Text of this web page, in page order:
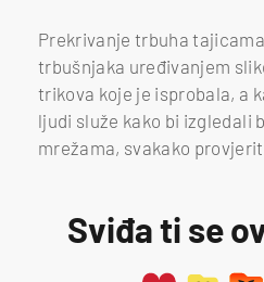
Prekrivanje trbuha
trbušnjaka uređivanjem
trikova koje je isprobala, a
ljudi služe kako bi izgledali
mrežama, svakako
Sviđa ti se